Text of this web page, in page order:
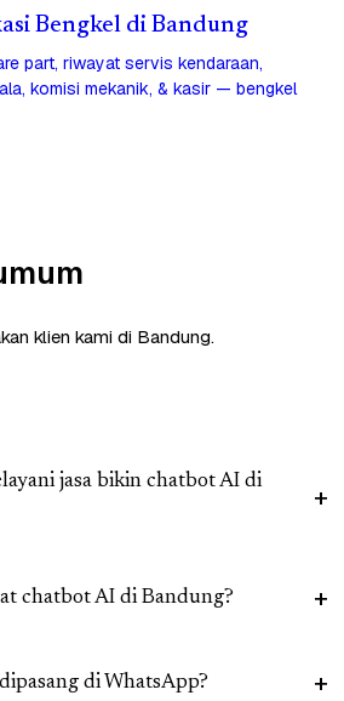
Bengkel di Bandung
part, riwayat servis kendaraan,
komisi mekanik, & kasir — bengkel
klien kami di Bandung.
jasa bikin chatbot AI di
chatbot AI di Bandung?
di WhatsApp?